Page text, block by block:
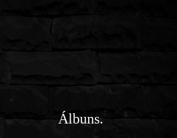
Álbuns.